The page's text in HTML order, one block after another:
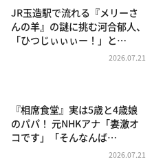
ポツンと一軒家
ザキ山小屋本館
JR玉造駅で流れる『メリーさ
んの羊』の謎に挑む河合郁人、
「ひつじぃぃぃー！」と…
2026.07.21
『相席食堂』実は5歳と4歳娘
のパパ！ 元NHKアナ「妻激オ
コです」「そんなんば…
2026.07.21